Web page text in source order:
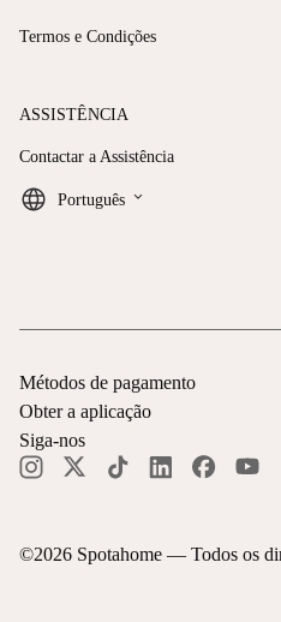
Termos e Condições
ASSISTÊNCIA
Contactar a Assistência
Português keyboard_arrow_down
©2026 Spotahome — Todos os
Métodos de pagamento
Obter a aplicação
Siga-nos